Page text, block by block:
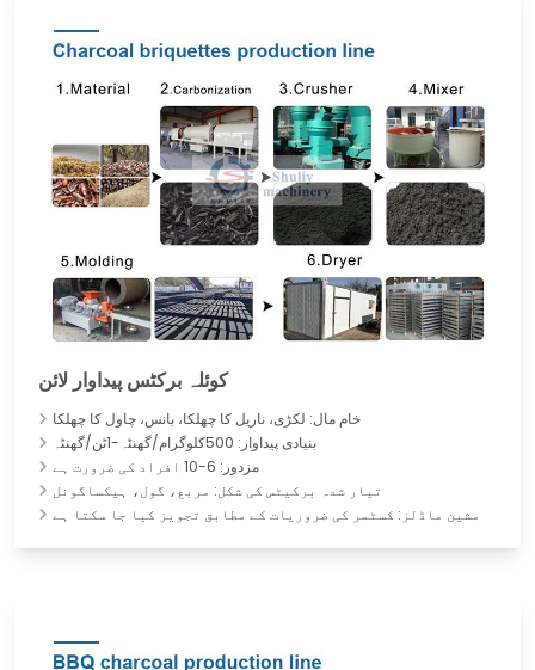
کوئلہ برکٹس پیداوار لائن
خام مال: لکڑی، ناریل کا چھلکا، بانس، چاول کا چھلکا
بنیادی پیداوار: 500کلوگرام/گھنٹہ-1ٹن/گھنٹہ
مزدور: 6-10 افراد کی ضرورت ہے
تیار شدہ برکیٹس کی شکل: مربع، گول، ہیکساگونل
مشین ماڈلز: کسٹمر کی ضروریات کے مطابق تجویز کیا جا سکتا ہے